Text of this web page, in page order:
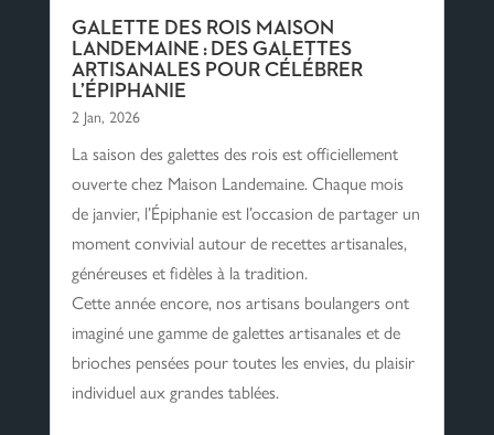
GALETTE DES ROIS MAISON
LANDEMAINE : DES GALETTES
ARTISANALES POUR CÉLÉBRER
L’ÉPIPHANIE
2 Jan, 2026
La saison des galettes des rois est officiellement
ouverte chez Maison Landemaine. Chaque mois
de janvier, l’Épiphanie est l’occasion de partager un
moment convivial autour de recettes artisanales,
généreuses et fidèles à la tradition.
Cette année encore, nos artisans boulangers ont
imaginé une gamme de galettes artisanales et de
brioches pensées pour toutes les envies, du plaisir
individuel aux grandes tablées.